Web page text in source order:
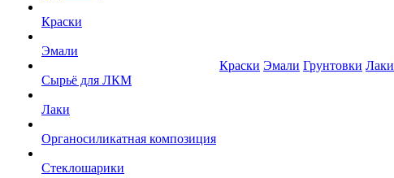
Краски
Эмали
Сырьё для ЛКМ
Лаки
Органосиликатная композиция
Стеклошарики
Краски Эмали Грунтовки Лаки